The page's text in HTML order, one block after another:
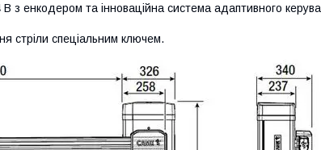
В з енкодером та інноваційна система адаптивного
стріли спеціальним ключем.